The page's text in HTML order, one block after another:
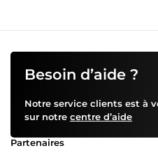
Besoin d’aide ?
Notre service clients est à
sur notre centre d’aide
Partenaires